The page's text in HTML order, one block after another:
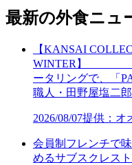
最新の外食ニュ
【KANSAI
WINTER】 関
ータリングで、「
職人・田野屋塩二
2026/08/07提供：オ
会員制フレンチで
めるサブスクレス